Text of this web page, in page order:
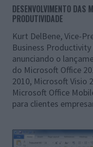
DESENVOLVIMENTO DAS
PRODUTIVIDADE
Kurt DelBene, Vice-
Business Productivity
anunciando o
do Microsoft Office
2010, Microsoft Visio
Microsoft Office
para clientes